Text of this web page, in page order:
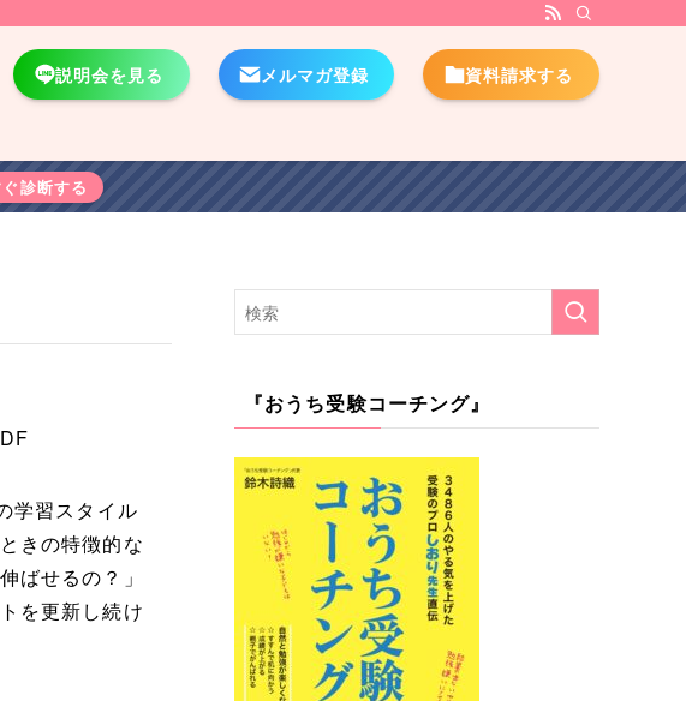
説明会を見る メルマガ登録 資料請求する
診断する
学習スタイル
きの特徴的な
ばせるの？」
を更新し続け
『おうち受験コーチング』